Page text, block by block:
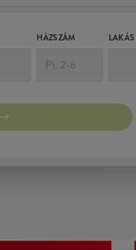
HÁZSZÁM LAKÁS